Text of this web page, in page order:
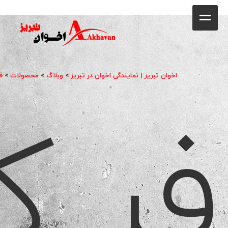
فروشگاه
محصولات
جشنواره فروش ویژه
کاتالوگ
گالری
وبلاگ
تماس با ما
اخوان تبریز | نمایندگی اخوان در تبریز>وبلاگ >محصولات>